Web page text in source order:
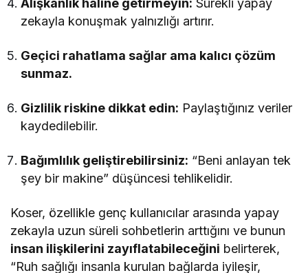
zekayla konuşmak yalnızlığı artırır.
Geçici rahatlama sağlar ama kalıcı çözüm
sunmaz.
Gizlilik riskine dikkat edin: Paylaştığınız veriler
kaydedilebilir.
Bağımlılık geliştirebilirsiniz: “Beni anlayan tek
şey bir makine” düşüncesi tehlikelidir.
Koser, özellikle genç kullanıcılar arasında yapay
zekayla uzun süreli sohbetlerin arttığını ve bunun
insan ilişkilerini zayıflatabileceğini belirterek,
“Ruh sağlığı insanla kurulan bağlarda iyileşir,